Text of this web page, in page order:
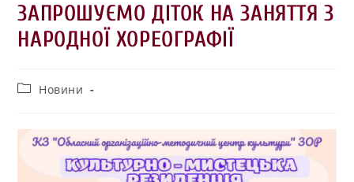
ЗАПРОШУЄМО ДІТОК НА ЗАНЯТТЯ З
НАРОДНОЇ ХОРЕОГРАФІЇ
Новини